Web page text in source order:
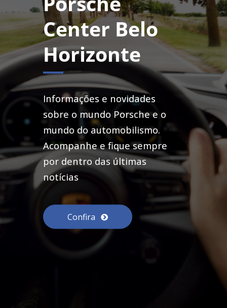
Center Belo
Horizonte
Informações e novidades
sobre o mundo Porsche e o
mundo do automobilismo.
Acompanhe e fique sempre
por dentro das últimas
notícias
Confira